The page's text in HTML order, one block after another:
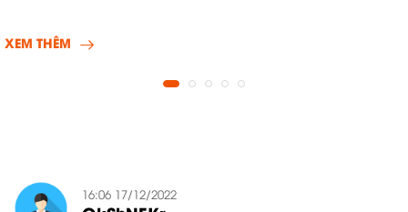
XEM THÊM
16:06 17/12/2022